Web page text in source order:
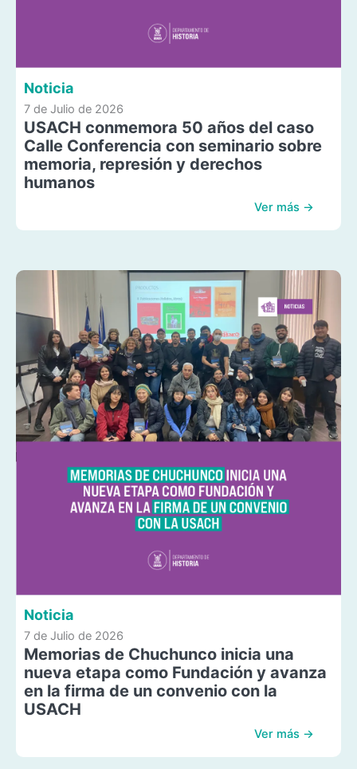
Noticia
7 de Julio de 2026
USACH conmemora 50 años del caso
Calle Conferencia con seminario sobre
memoria, represión y derechos
humanos
Ver más →
Noticia
7 de Julio de 2026
Memorias de Chuchunco inicia una
nueva etapa como Fundación y avanza
en la firma de un convenio con la
USACH
Ver más →